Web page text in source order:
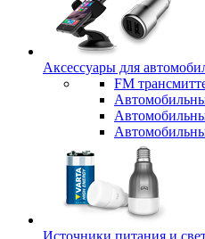
Аксессуары для
FM